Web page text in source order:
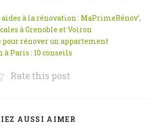
aides à la rénovation : MaPrimeRénov’,
à Grenoble et Voiron
pour rénover un appartement
Paris : 10 conseils
Rate this post
AUSSI AIMER